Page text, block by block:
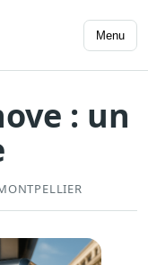
Menu
: un